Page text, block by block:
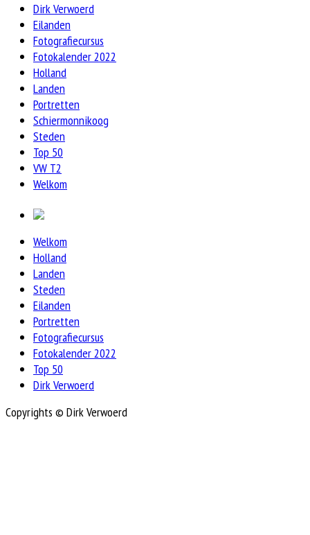
Dirk Verwoerd
Eilanden
Fotografiecursus
Fotokalender 2022
Holland
Landen
Portretten
Schiermonnikoog
Steden
Top 50
VW T2
Welkom
Welkom
Holland
Landen
Steden
Eilanden
Portretten
Fotografiecursus
Fotokalender 2022
Top 50
Dirk Verwoerd
Copyrights © Dirk Verwoerd